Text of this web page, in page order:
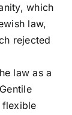
which
law,
rejected
law as a
flexible